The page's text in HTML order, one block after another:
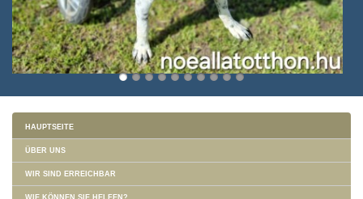
HAUPTSEITE
ÜBER UNS
WIR SIND ERREICHBAR
WIE KÖNNEN SIE HELFEN?